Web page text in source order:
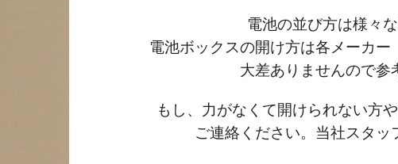
電池の並び方は様々
電池ボックスの開け方は各メーカー
大差ありませんので参
もし、力がなくて開けられない方
ご連絡ください。当社スタッ